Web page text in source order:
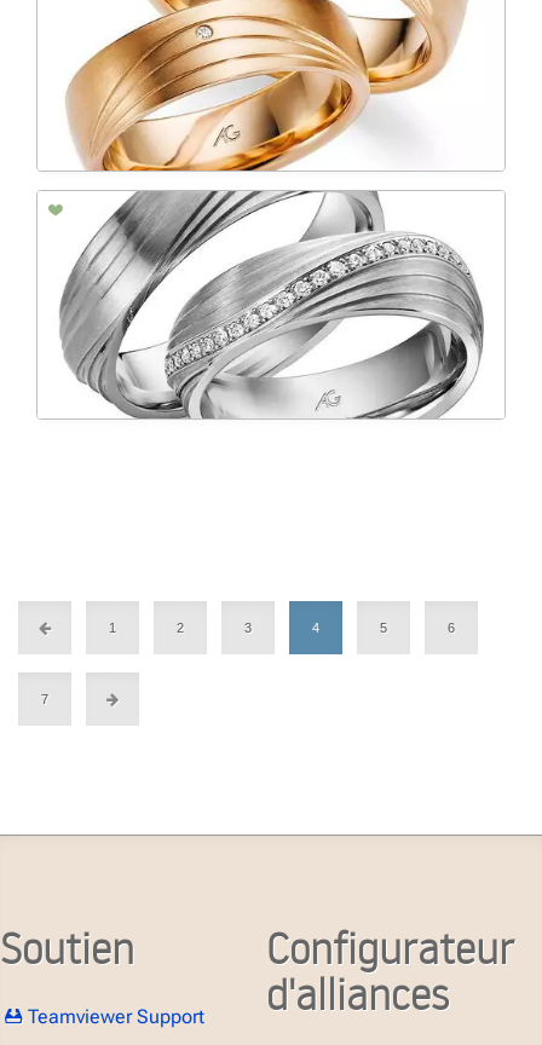
1 2 3 4 5 6
7
Soutien
Teamviewer Support
Configurateur
d'alliances